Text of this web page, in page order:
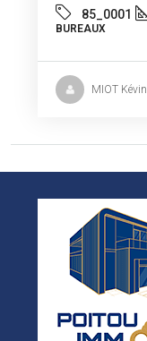
85_0001
BUREAUX
MIOT Kévin